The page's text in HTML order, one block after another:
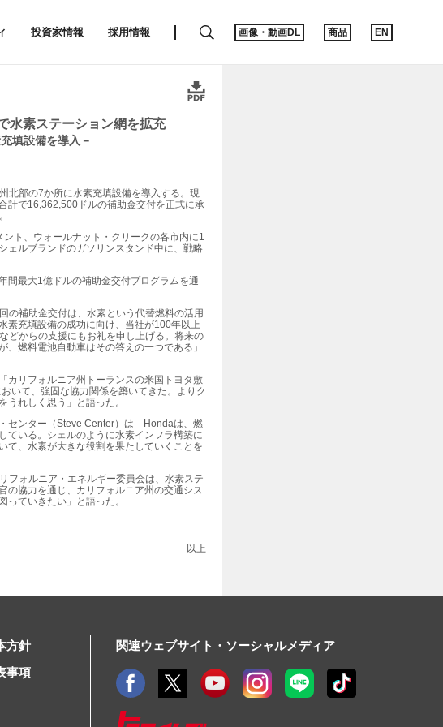
投資家情報 採用情報 SEARCH画像・動画DL 商品 EN
水素ステーション網を拡充
填設備を導入－
北部の7か所に水素充填設備を導入する。現
計で16,362,500ドルの補助金交付を正式に承
ト、ウォールナット・クリークの各市内に1
ェルブランドのガソリンスタンド中に、戦略
間最大1億ドルの補助金交付プログラムを通
補助金交付は、水素という代替燃料の活用
素充填設備の成功に向け、当社が100年以上
どからの支援にもお礼を申し上げる。将来の
燃料電池自動車はその答えの一つである」
カリフォルニア州トーランスの米国トヨタ敷
いて、強固な協力関係を築いてきた。よりク
れしく思う」と語った。
センター（Steve Center）は「Hondaは、燃
ている。シェルのように水素インフラ構築に
て、水素が大きな役割を果たしていくことを
フォルニア・エネルギー委員会は、水素ステ
の協力を通じ、カリフォルニア州の交通シス
ていきたい」と語った。
以上
方針
事項
関連ウェブサイト・ソーシャルメディア